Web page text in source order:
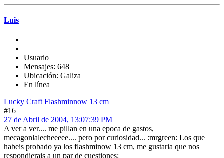
Luis
Usuario
Mensajes: 648
Ubicación: Galiza
En línea
Lucky Craft Flashminnow 13 cm
#16
27 de Abril de 2004, 13:07:39 PM
A ver a ver.... me pillan en una epoca de gastos,
mecagonlalecheeeee.... pero por curiosidad... :mrgreen: Los que
habeis probado ya los flashminow 13 cm, me gustaria que nos
respondierais a un par de cuestiones: